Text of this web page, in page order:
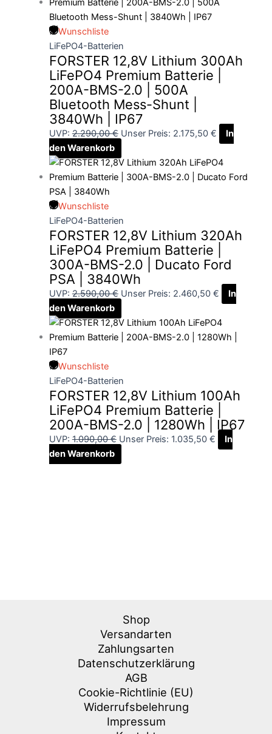
Wunschliste
LiFePO4-Batterien
FORSTER 12,8V Lithium 300Ah
LiFePO4 Premium Batterie |
200A-BMS-2.0 | 500A
Bluetooth Mess-Shunt |
3840Wh | IP67
UVP: 2.290,00€ Unser Preis: 2.175,50 €
In
den Warenkorb
Wunschliste
LiFePO4-Batterien
FORSTER 12,8V Lithium 320Ah
LiFePO4 Premium Batterie |
300A-BMS-2.0 | Ducato Ford
PSA | 3840Wh
UVP: 2.590,00€ Unser Preis: 2.460,50 €
In
den Warenkorb
Wunschliste
LiFePO4-Batterien
FORSTER 12,8V Lithium 100Ah
LiFePO4 Premium Batterie |
200A-BMS-2.0 | 1280Wh | IP67
UVP: 1.090,00€ Unser Preis: 1.035,50 €
In
den Warenkorb
Shop
Versandarten
Zahlungsarten
Datenschutzerklärung
AGB
Cookie-Richtlinie (EU)
Widerrufsbelehrung
Impressum